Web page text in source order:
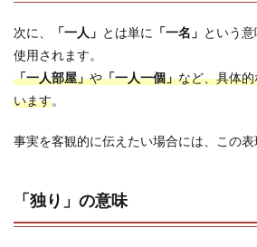
次に、 「一人」 とは単に 「一名」 という
使用されます。
「一人部屋」や「一人一個」など、具体
います。
事実を客観的に伝えたい場合には、この表
「独り」の意味